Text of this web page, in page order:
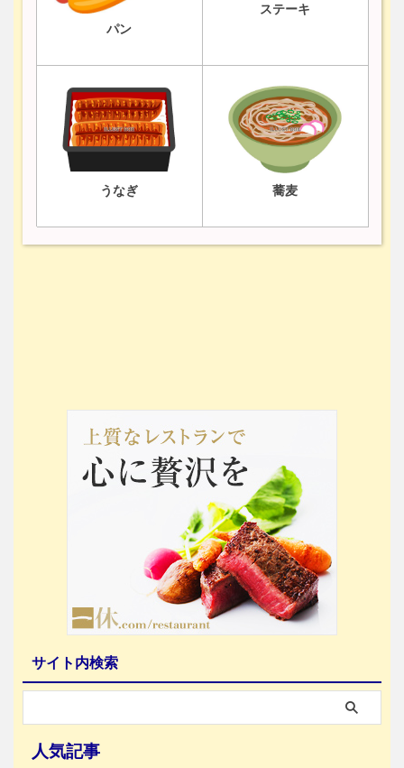
パン
ステーキ
うなぎ 蕎麦
サイト内検索
人気記事